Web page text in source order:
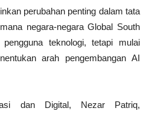
perubahan penting dalam tata
negara-negara Global South
teknologi, tetapi mulai
arah pengembangan AI
dan Digital, Nezar Patriq,